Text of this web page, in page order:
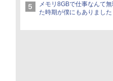
メモリ8GBで仕事なんて
た時期が僕にもありました